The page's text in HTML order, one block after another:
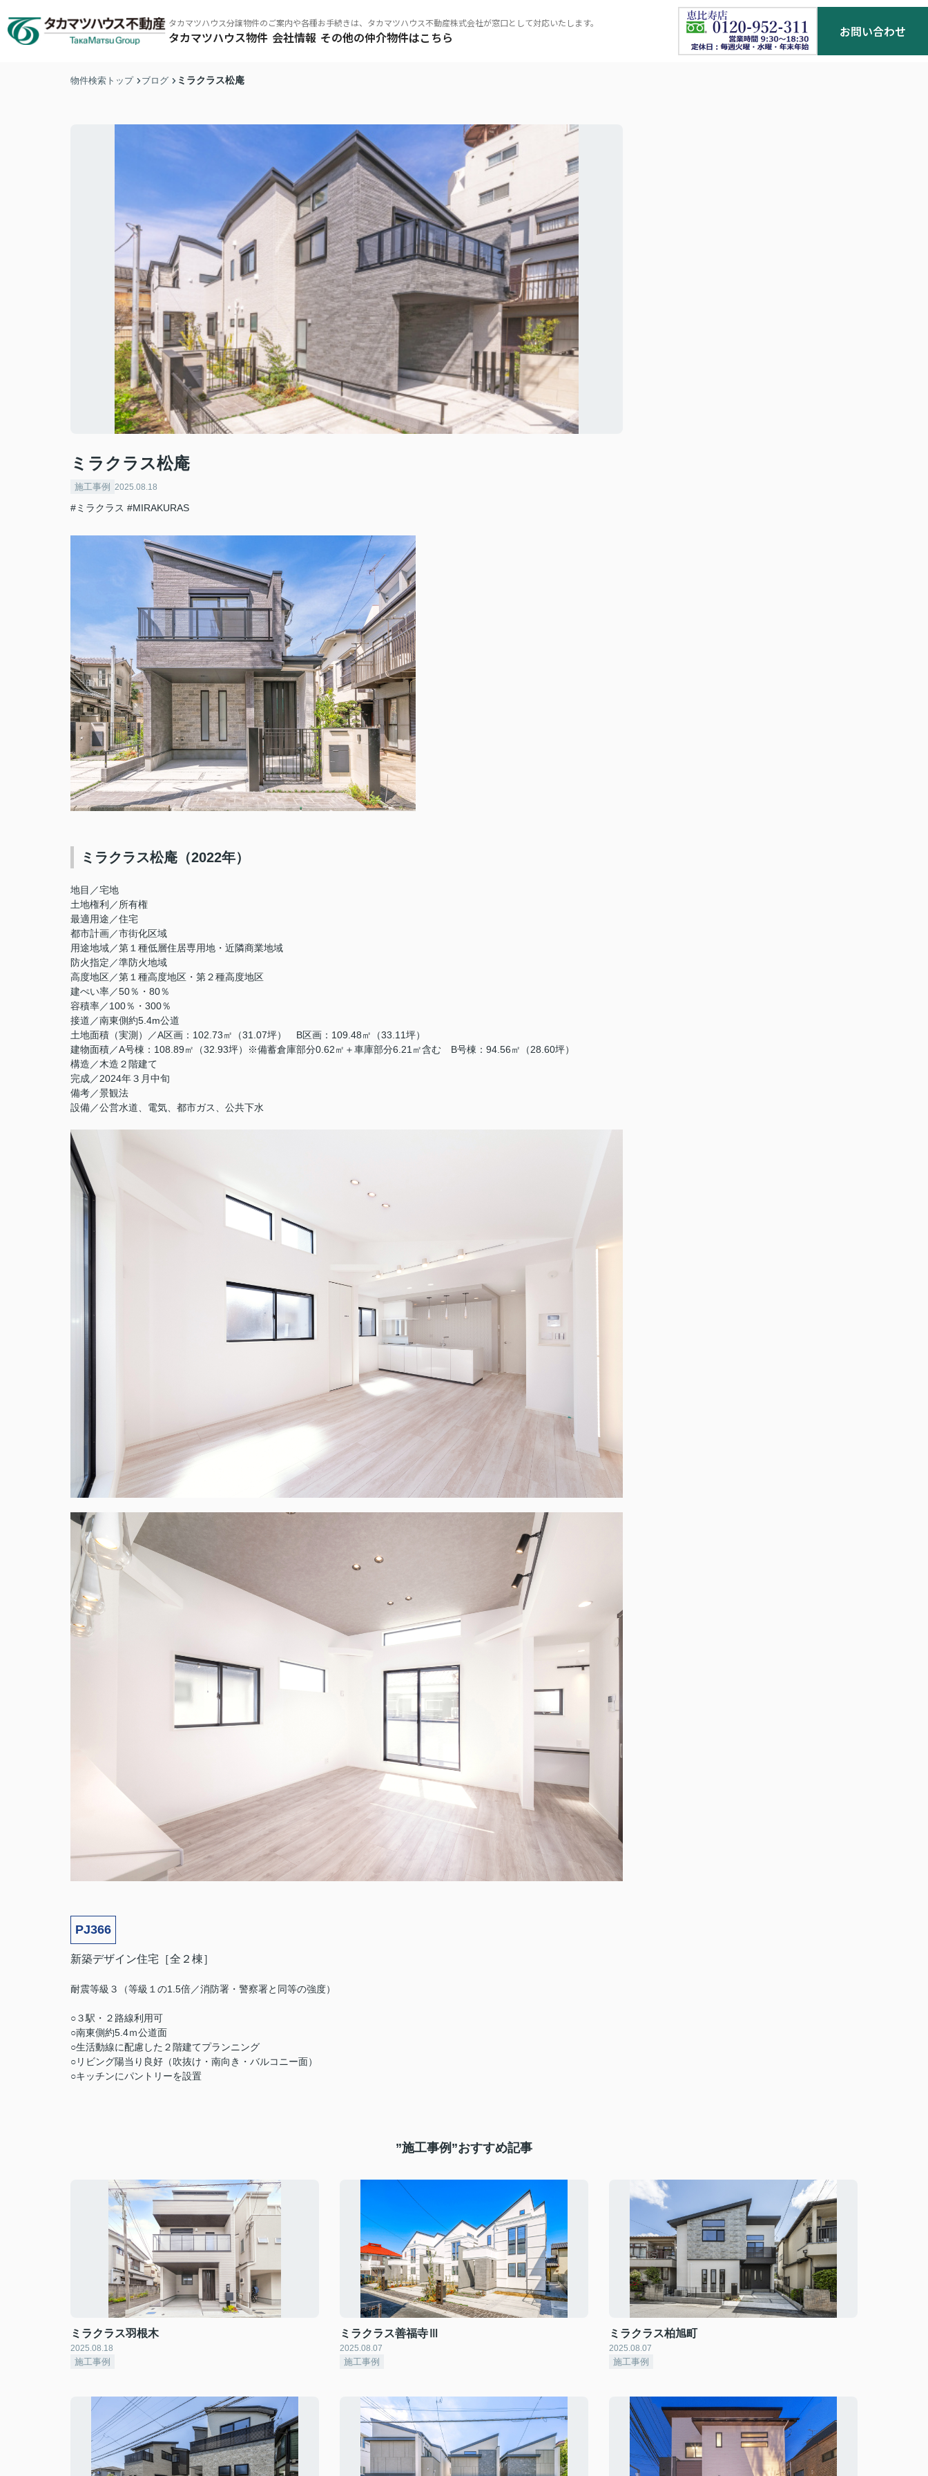
タカマツハウス分譲物件のご案内や各種お手続きは、タカマツハウス不動産株式会社が窓口として対応いたします。
タカマツハウス物件
タカマツハウス物件 ミラクラスとは 稀立地
会社情報 その他の仲介物件はこちら
東京南西エリア 東京北東エリア
お問い合わせ
物件検索トップ ブログ ミラクラス松庵
ミラクラス松庵
施工事例 2025.08.18
#ミラクラス #MIRAKURAS
ミラクラス松庵（2022年）
地目／宅地
土地権利／所有権
最適用途／住宅
都市計画／市街化区域
用途地域／第１種低層住居専用地・近隣商業地域
防火指定／準防火地域
高度地区／第１種高度地区・第２種高度地区
建ぺい率／50％・80％
容積率／100％・300％
接道／南東側約5.4m公道
土地面積（実測）／A区画：102.73㎡（31.07坪） B区画：109.48㎡（33.11坪）
建物面積／A号棟：108.89㎡（32.93坪）※備蓄倉庫部分0.62㎡＋車庫部分6.21㎡含む B号棟：94.56㎡（28.60坪）
構造／木造２階建て
完成／2024年３月中旬
備考／景観法
設備／公営水道、電気、都市ガス、公共下水
PJ366
新築デザイン住宅［全２棟］
耐震等級３（等級１の1.5倍／消防署・警察署と同等の強度）
○３駅・２路線利用可
○南東側約5.4ｍ公道面
○生活動線に配慮した２階建てプランニング
○リビング陽当り良好（吹抜け・南向き・バルコニー面）
○キッチンにパントリーを設置
”施工事例”おすすめ記事
ミラクラス羽根木
2025.08.18
施工事例
ミラクラス善福寺Ⅲ
2025.08.07
施工事例
ミラクラス柏旭町
2025.08.07
施工事例